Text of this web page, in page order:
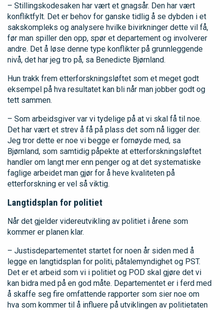
– Stillingskodesaken har vært et gnagsår. Den har vært
konfliktfylt. Det er behov for ganske tidlig å se dybden i et
sakskompleks og analysere hvilke bivirkninger dette vil få,
før man spiller den opp, spør et departement og involverer
andre. Det å løse denne type konflikter på grunnleggende
nivå, det har jeg tro på, sa Benedicte Bjørnland.
Hun trakk frem etterforskningsløftet som et meget godt
eksempel på hva resultatet kan bli når man jobber godt og
tett sammen.
– Som arbeidsgiver var vi tydelige på at vi skal få til noe.
Det har vært et strev å få på plass det som nå ligger der.
Jeg tror dette er noe vi begge er fornøyde med, sa
Bjørnland, som samtidig påpekte at etterforskningsløftet
handler om langt mer enn penger og at det systematiske
faglige arbeidet man gjør for å heve kvaliteten på
etterforskning er vel så viktig.
Langtidsplan for politiet
Når det gjelder videreutvikling av politiet i årene som
kommer er planen klar.
– Justisdepartementet startet for noen år siden med å
legge en langtidsplan for politi, påtalemyndighet og PST.
Det er et arbeid som vi i politiet og POD skal gjøre det vi
kan bidra med på en god måte. Departementet er i ferd med
å skaffe seg fire omfattende rapporter som sier noe om
hva som kommer til å influere på utviklingen av politietaten